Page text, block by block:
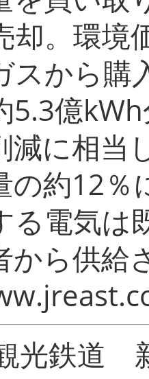
却。環境
スから購
5.3億
減に相当
の約12％
る電気は
から供給
光鉄道